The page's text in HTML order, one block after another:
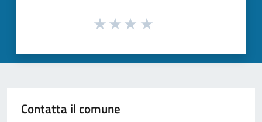
Contatta il comune